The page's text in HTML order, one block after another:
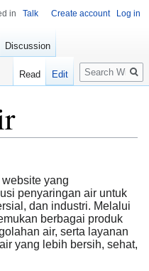
yang
penyaringan air untuk
dan industri. Melalui
berbagai produk
air, serta layanan
yang lebih bersih, sehat,
in Talk Create account Log in
Discussion
Read Edit
Search